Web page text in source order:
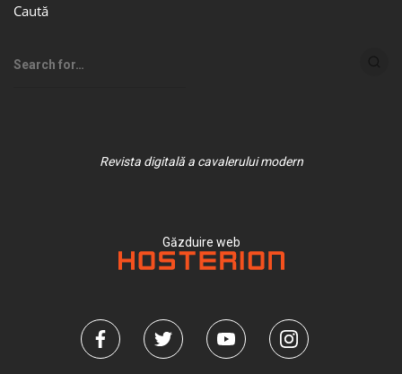
Caută
Revista digitală a cavalerului modern
Găzduire web